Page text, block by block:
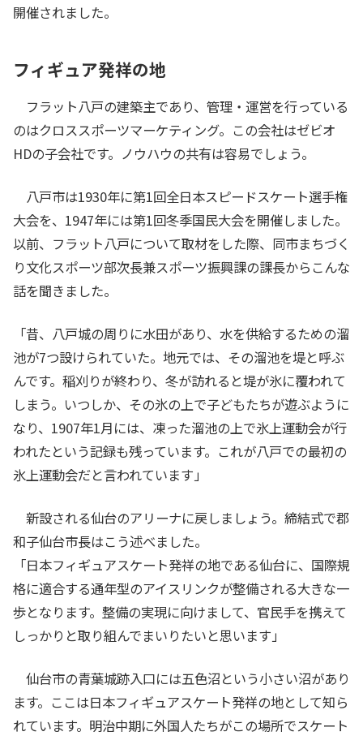
開催されました。
フィギュア発祥の地
フラット八戸の建築主であり、管理・運営を行っている
のはクロススポーツマーケティング。この会社はゼビオ
HDの子会社です。ノウハウの共有は容易でしょう。
八戸市は1930年に第1回全日本スピードスケート選手権
大会を、1947年には第1回冬季国民大会を開催しました。
以前、フラット八戸について取材をした際、同市まちづく
り文化スポーツ部次長兼スポーツ振興課の課長からこんな
話を聞きました。
「昔、八戸城の周りに水田があり、水を供給するための溜
池が7つ設けられていた。地元では、その溜池を堤と呼ぶ
んです。稲刈りが終わり、冬が訪れると堤が氷に覆われて
しまう。いつしか、その氷の上で子どもたちが遊ぶように
なり、1907年1月には、凍った溜池の上で氷上運動会が行
われたという記録も残っています。これが八戸での最初の
氷上運動会だと言われています」
新設される仙台のアリーナに戻しましょう。締結式で郡
和子仙台市長はこう述べました。
「日本フィギュアスケート発祥の地である仙台に、国際規
格に適合する通年型のアイスリンクが整備される大きな一
歩となります。整備の実現に向けまして、官民手を携えて
しっかりと取り組んでまいりたいと思います」
仙台市の青葉城跡入口には五色沼という小さい沼があり
ます。ここは日本フィギュアスケート発祥の地として知ら
れています。明治中期に外国人たちがこの場所でスケート